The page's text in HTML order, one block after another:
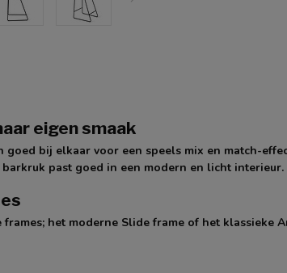
eigen smaak
bij elkaar voor een speels mix en match-
past goed in een modern en licht interieur.
het moderne Slide frame of het klassieke